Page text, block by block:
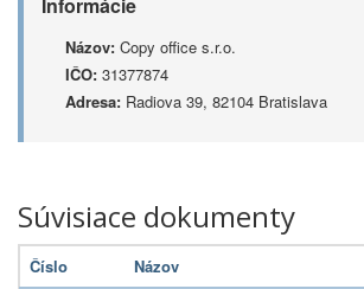
Názov: Copy office s.r.o.
IČO: 31377874
Adresa: Radiova 39, 82104 Bratislava
Súvisiace dokumenty
Číslo
Názov